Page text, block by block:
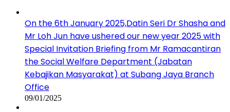
On the 6th January 2025,Datin Seri Dr Shasha and
Mr Loh Jun have ushered our new year 2025 with
Special Invitation Briefing from Mr Ramacantiran
the Social Welfare Department (Jabatan
Kebajikan Masyarakat) at Subang Jaya Branch
Office
09/01/2025